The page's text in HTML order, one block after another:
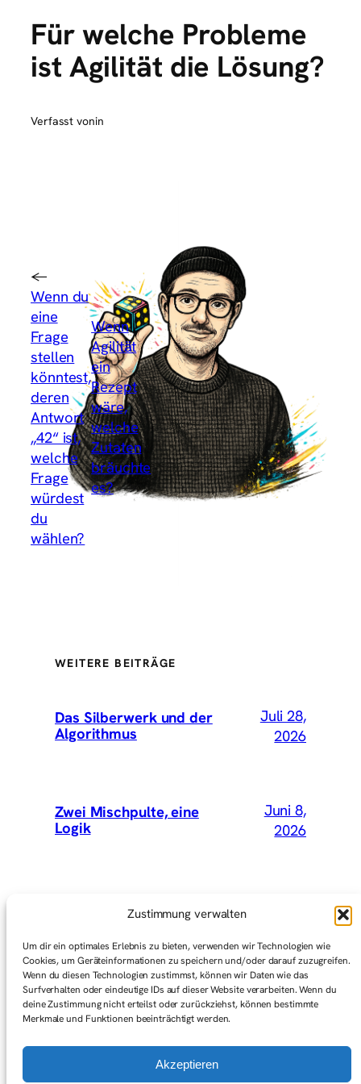
Zustimmung verwalten
Um dir ein optimales Erlebnis zu bieten, verwenden wir Technologien wie
Cookies, um Geräteinformationen zu speichern und/oder darauf zuzugreifen.
Wenn du diesen Technologien zustimmst, können wir Daten wie das
Surfverhalten oder eindeutige IDs auf dieser Website verarbeiten. Wenn du
deine Zustimmung nicht erteilst oder zurückziehst, können bestimmte
Merkmale und Funktionen beeinträchtigt werden.
Akzeptieren
Für welche Probleme
ist Agilität die Lösung?
Verfasst vonin
←
Wenn du
eine
Frage
stellen
könntest,
deren
Antwort
„42“ ist,
welche
Frage
würdest
du
wählen?
Wenn
Agilität
ein
Rezept
wäre,
welche
Zutaten
bräuchte
es? →
WEITERE BEITRÄGE
Das Silberwerk und der
Algorithmus
Juli 28,
2026
Zwei Mischpulte, eine
Logik
Juni 8,
2026
Wir hätten Vey mitnehmen
Graswurzelbewegungen
(Gedanken zum ersten Mai)
Mai 1,